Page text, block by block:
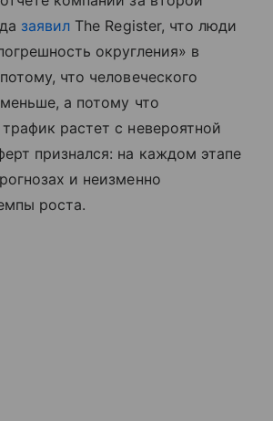
заявил The Register, что люди
округления» в
что человеческого
а потому что
растет с невероятной
признался: на каждом этапе
и неизменно
роста.